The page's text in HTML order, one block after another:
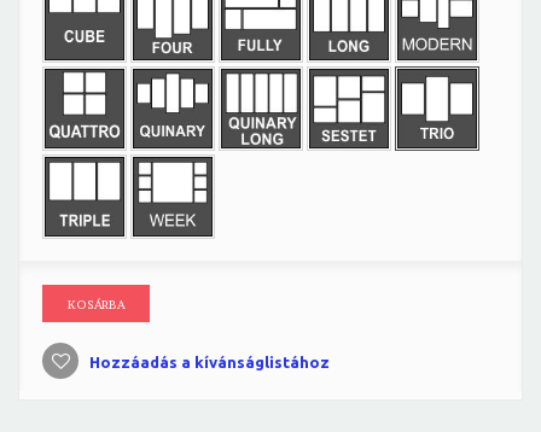
KOSÁRBA
Hozzáadás a kívánságlistához